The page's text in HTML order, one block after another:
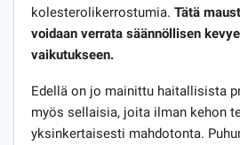
kolesterolikerrostumia. Tätä
voidaan verrata säännöllisen
vaikutukseen.
Edellä on jo mainittu haitallisista
myös sellaisia, joita ilman kehon
yksinkertaisesti mahdotonta.